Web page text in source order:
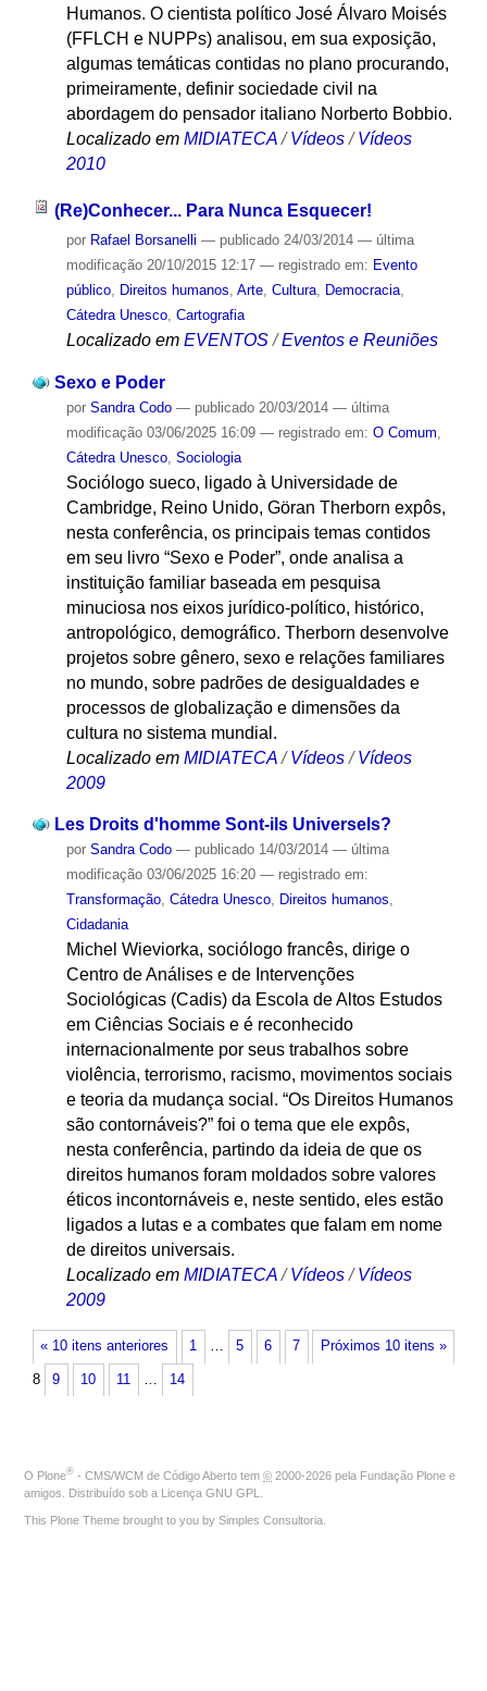
Humanos. O cientista político José Álvaro Moisés
(FFLCH e NUPPs) analisou, em sua exposição,
algumas temáticas contidas no plano procurando,
primeiramente, definir sociedade civil na
abordagem do pensador italiano Norberto Bobbio.
Localizado em MIDIATECA /Vídeos /Vídeos
2010
(Re)Conhecer... Para Nunca Esquecer!
por Rafael Borsanelli — publicado24/03/2014 — última
modificação20/10/2015 12:17 — registrado em: Evento
público, Direitos humanos Arte, Cultura, Democracia,
Cátedra Unesco, Cartografia
Localizado em EVENTOS /Eventos e Reuniões
Sexo e Poder
por Sandra Codo — publicado20/03/2014 — última
modificação03/06/2025 16:09 — registrado em: O Comum
Cátedra Unesco, Sociologia
Sociólogo sueco, ligado à Universidade de
Cambridge, Reino Unido, Göran Therborn expôs,
nesta conferência, os principais temas contidos
em seu livro “Sexo e Poder”, onde analisa a
instituição familiar baseada em pesquisa
minuciosa nos eixos jurídico-político, histórico,
antropológico, demográfico. Therborn desenvolve
projetos sobre gênero, sexo e relações familiares
no mundo, sobre padrões de desigualdades e
processos de globalização e dimensões da
cultura no sistema mundial.
Localizado em MIDIATECA /Vídeos /Vídeos
2009
Les Droits d'homme Sont-ils Universels?
por Sandra Codo — publicado14/03/2014 — última
modificação03/06/2025 16:20 — registrado em:
Transformação, Cátedra Unesco, Direitos humanos,
Cidadania
Michel Wieviorka, sociólogo francês, dirige o
Centro de Análises e de Intervenções
Sociológicas (Cadis) da Escola de Altos Estudos
em Ciências Sociais e é reconhecido
internacionalmente por seus trabalhos sobre
violência, terrorismo, racismo, movimentos sociais
e teoria da mudança social. “Os Direitos Humanos
são contornáveis?” foi o tema que ele expôs,
nesta conferência, partindo da ideia de que os
direitos humanos foram moldados sobre valores
éticos incontornáveis e, neste sentido, eles estão
ligados a lutas e a combates que falam em nome
de direitos universais.
Localizado em MIDIATECA /Vídeos /Vídeos
2009
« 10 itens anteriores Próximos 10 itens »
1 … 5 6 7
8 9 10 11 … 14
O Plone® - CMS/WCM de Código Aberto tem © 2000-2026 pela Fundação Plone e
amigos. Distribuído sob a Licença GNU GPL
This Plone Theme brought to you by Simples Consultoria